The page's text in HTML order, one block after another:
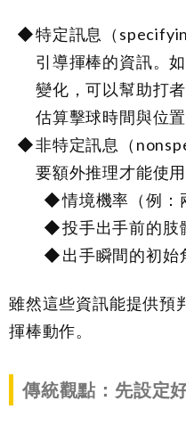
特定訊息（
引導揮棒的資訊。
變化，可以幫助打
估算擊球時間與位置
非特定訊息（
要額外推理才能使用
情境機率（例：
投手出手前的肢
出手瞬間的初始
雖然這些資訊能提供預
揮棒動作。
傳統觀點：先設定